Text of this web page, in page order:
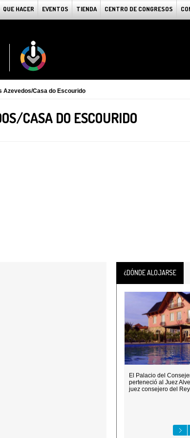
QUE HACER EVENTOS TIENDA CENTRO DE CONGRESOS
Azevedos/Casa do Escourido
CASA DO ESCOURIDO
¿DÓNDE ALOJARSE
El Palacio del
perteneció al Juez
juez consejero del